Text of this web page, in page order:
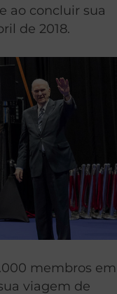
ao concluir sua
de 2018.
membros em
viagem de